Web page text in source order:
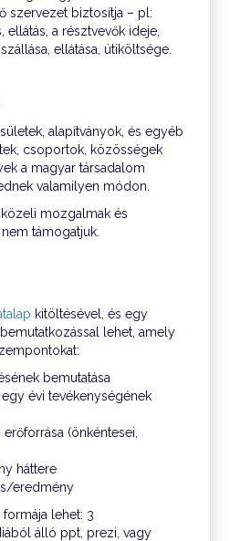
szervezet biztosítja – pl:
a résztvevők ideje,
ellátása, útiköltsége.
alapítványok, és egyéb
csoportok, közösségek
a magyar társadalom
valamilyen módon.
mozgalmak és
támogatjuk.
kitöltésével, és egy
lehet, amely
bemutatása
évi tevékenységének
(önkéntesei,
háttere
eredmény
lehet: 3
álló ppt, prezi, vagy